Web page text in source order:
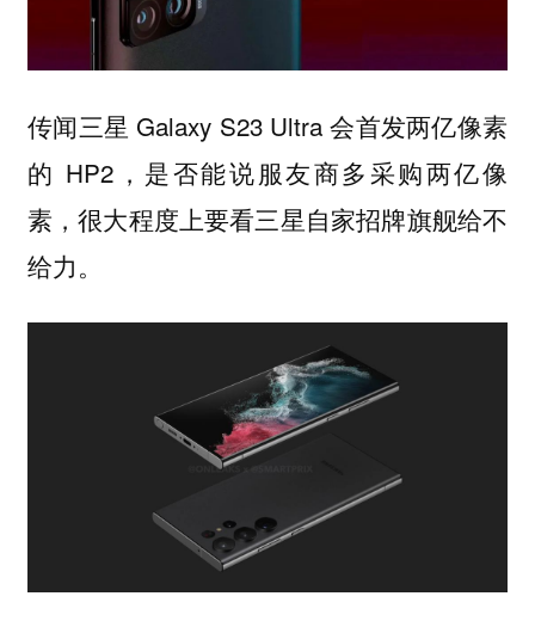
传闻三星 Galaxy S23 Ultra 会首发两亿像素
的 HP2，是否能说服友商多采购两亿像
素，很大程度上要看三星自家招牌旗舰给不
给力。